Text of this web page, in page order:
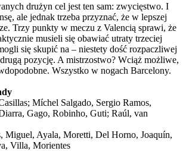
drużyn cel jest ten sam: zwycięstwo. I
ale jednak trzeba przyznać, że w lepszej
Trzy punkty w meczu z Valencią sprawi, że
musieli się obawiać utraty trzeciej
się skupić na – niestety dość rozpaczliwej
pozycję. A mistrzostwo? Wciąż możliwe,
Wszystko w nogach Barcelony.
Míchel Salgado, Sergio Ramos,
Gago, Robinho, Guti; Raúl, van
Miguel, Ayala, Moretti, Del Horno, Joaquín,
Villa, Morientes